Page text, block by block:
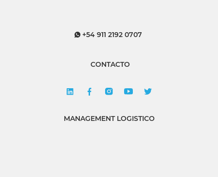
+54 911 2192 0707
CONTACTO
MANAGEMENT LOGISTICO